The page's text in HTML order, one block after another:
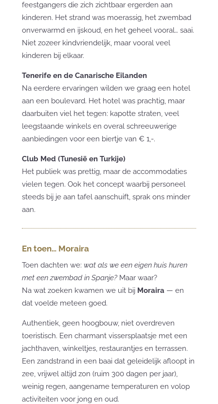
feestgangers die zich zichtbaar ergerden aan
kinderen. Het strand was moerassig, het zwembad
onverwarmd en ijskoud, en het geheel vooral… saai.
Niet zozeer kindvriendelijk, maar vooral veel
kinderen bij elkaar.
Tenerife en de Canarische Eilanden
Na eerdere ervaringen wilden we graag een hotel
aan een boulevard. Het hotel was prachtig, maar
daarbuiten viel het tegen: kapotte straten, veel
leegstaande winkels en overal schreeuwerige
aanbiedingen voor een biertje van € 1,-.
Club Med (Tunesië en Turkije)
Het publiek was prettig, maar de accommodaties
vielen tegen. Ook het concept waarbij personeel
steeds bij je aan tafel aanschuift, sprak ons minder
aan.
En toen… Moraira
Toen dachten we: wat als we een eigen huis huren
met een zwembad in Spanje?Maar waar?
Na wat zoeken kwamen we uit bij Moraira— en
dat voelde meteen goed.
Authentiek, geen hoogbouw, niet overdreven
toeristisch. Een charmant vissersplaatsje met een
jachthaven, winkeltjes, restaurantjes en terrassen.
Een zandstrand in een baai dat geleidelijk afloopt in
zee, vrijwel altijd zon (ruim 300 dagen per jaar),
weinig regen, aangename temperaturen en volop
activiteiten voor jong en oud.